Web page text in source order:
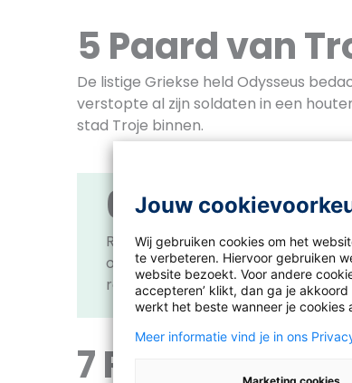
5 Paard van
De listige Griekse held Odysseus
verstopte al zijn soldaten in een
stad Troje binnen.
6 Re
Re of Ra was de zonnegod van de
ochtends op de boot in het oosten
route je bekend voor?
7 Romulus en
Jouw
Wij gebruiken cookies om het
te verbeteren. Hiervoor gebruiken
website bezoekt. Voor andere
accepteren’ klikt, dan ga je
werkt het beste wanneer je cookies
Meer informatie vind je in ons
Marketing cookies